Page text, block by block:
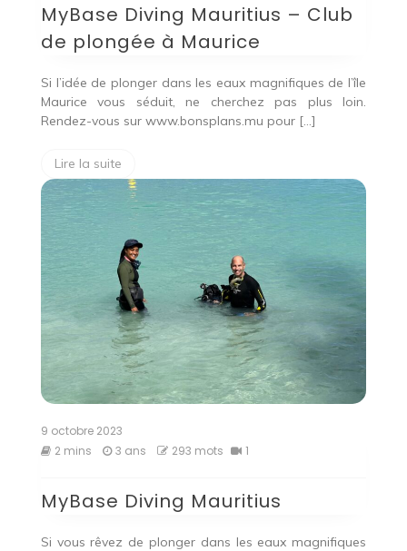
MyBase Diving Mauritius – Club
de plongée à Maurice
Si l’idée de plonger dans les eaux magnifiques de l’île
Maurice vous séduit, ne cherchez pas plus loin.
Rendez-vous sur www.bonsplans.mu pour […]
Lire la suite
9 octobre 2023
2 mins
3 ans 293 mots 1
MyBase Diving Mauritius
Si vous rêvez de plonger dans les eaux magnifiques